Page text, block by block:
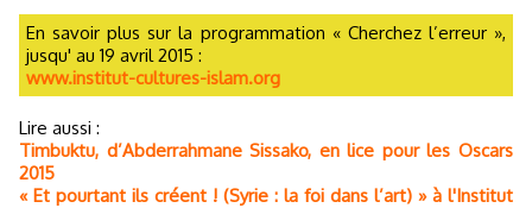
posée près d’une théière, casque
accroché au côté d’un foulard de luxe,
grenade dans un plateau de fruits,
cartouche dans un étui de cigarettes…
dénonce la manière dont la guerre
intimes de la vie quotidienne. (Photo : ©
En savoir plus sur la programmation « Cherchez l’erreur »,
jusqu' au 19 avril 2015 :
www.institut-cultures-islam.org
Lire aussi :
Timbuktu, d’Abderrahmane Sissako, en lice pour les Oscars
2015
« Et pourtant ils créent ! (Syrie : la foi dans l’art) » à l'Institut